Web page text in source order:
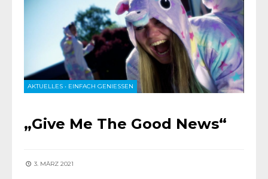
AKTUELLES • EINFACH GENIESSEN
„Give Me The Good News“
3. MÄRZ 2021